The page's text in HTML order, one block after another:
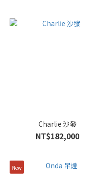
Charlie 沙發
NT$182,000
New